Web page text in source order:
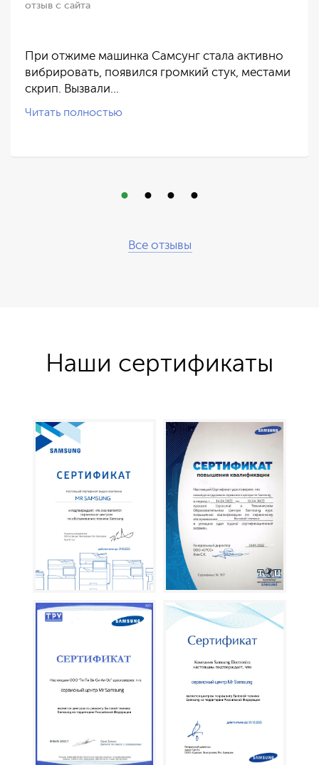
отзыв с сайта
При отжиме машинка Самсунг стала активно
вибрировать, появился громкий стук, местами
скрип. Вызвали…
Читать полностью
Все отзывы
Наши сертификаты